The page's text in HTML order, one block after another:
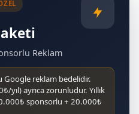
Reklam
reklam bedelidir.
yıl) ayrıca zorunludur. Yıllık
sponsorlu + 20.000₺